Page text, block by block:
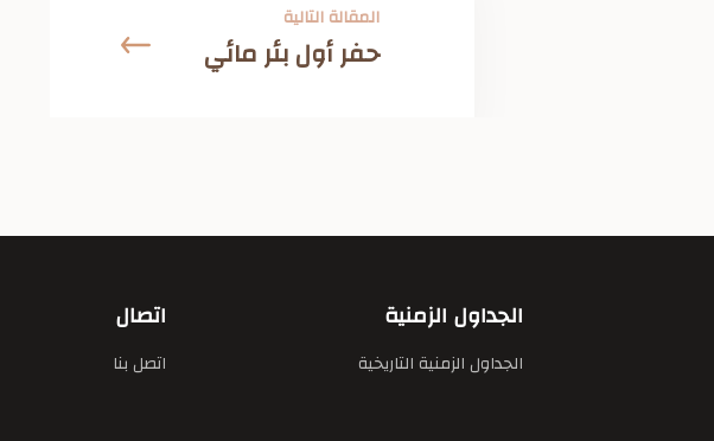
المقالة التالية
حفر أول بئر مائي
اتصال
اتصل بنا
الجداول الزمنية
الجداول الزمنية التاريخية